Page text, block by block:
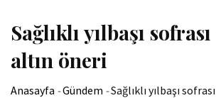
Sağlıklı yılbaşı
altın öneri
Anasayfa -Gündem -Sağlıklı yılbaşı